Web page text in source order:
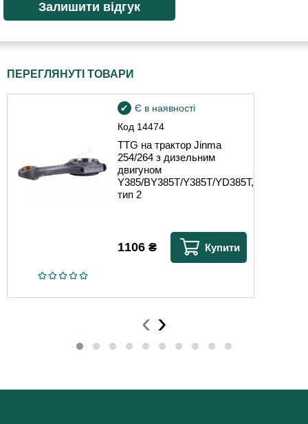
ПЕРЕГЛЯНУТІ ТОВАРИ
Код 14474
Є в наявності
TTG на трактор Jinma
254/264 з дизельним
двигуном
Y385/BY385T/Y385T/YD385T,
тип 2
1106 ₴ Купити
‹ ›